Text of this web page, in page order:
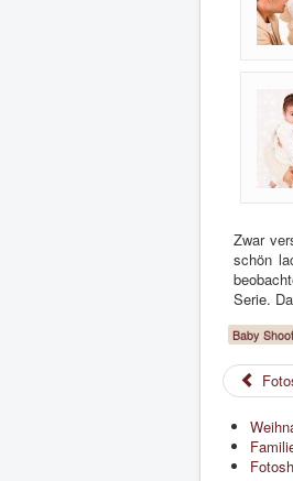
Zwar
schön
Serie.
Baby